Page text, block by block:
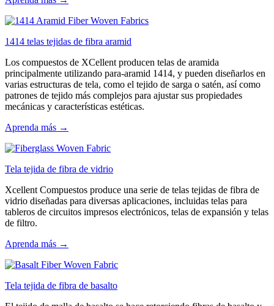
1414 telas tejidas de fibra aramid
Los compuestos de XCellent producen telas de aramida
principalmente utilizando para-aramid 1414, y pueden diseñarlos en
varias estructuras de tela, como el tejido de sarga o satén, así como
patrones de tejido más complejos para ajustar sus propiedades
mecánicas y características estéticas.
Aprenda más →
Tela tejida de fibra de vidrio
Xcellent Compuestos produce una serie de telas tejidas de fibra de
vidrio diseñadas para diversas aplicaciones, incluidas telas para
tableros de circuitos impresos electrónicos, telas de expansión y telas
de filtro.
Aprenda más →
Tela tejida de fibra de basalto